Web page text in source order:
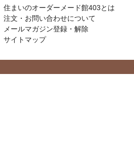
住まいのオーダーメード館403とは
注文・お問い合わせについて
メールマガジン登録・解除
サイトマップ